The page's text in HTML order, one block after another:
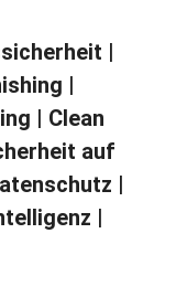
|
|
| Clean
auf
|
|